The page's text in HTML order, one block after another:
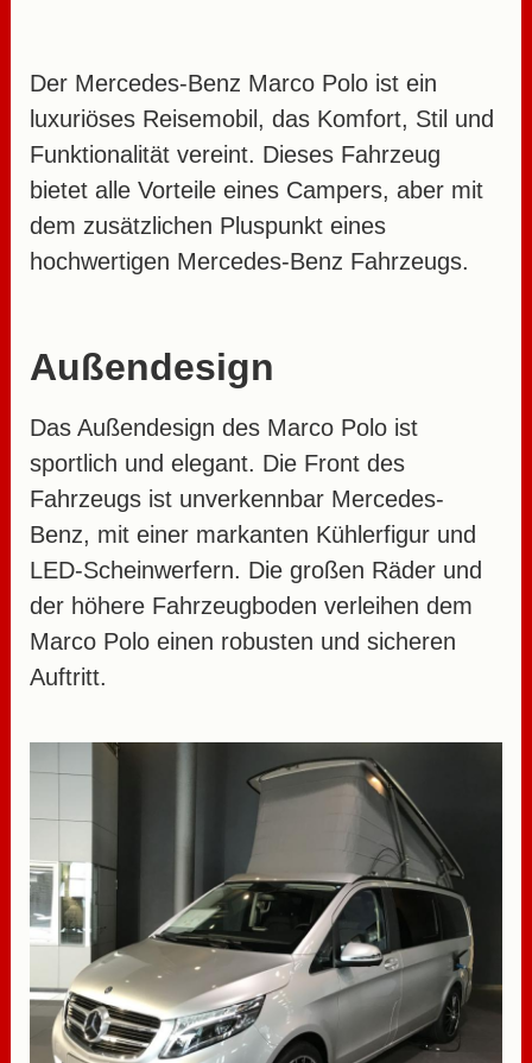
Der Mercedes-Benz Marco Polo ist ein
luxuriöses Reisemobil, das Komfort, Stil und
Funktionalität vereint. Dieses Fahrzeug
bietet alle Vorteile eines Campers, aber mit
dem zusätzlichen Pluspunkt eines
hochwertigen Mercedes-Benz Fahrzeugs.
Außendesign
Das Außendesign des Marco Polo ist
sportlich und elegant. Die Front des
Fahrzeugs ist unverkennbar Mercedes-
Benz, mit einer markanten Kühlerfigur und
LED-Scheinwerfern. Die großen Räder und
der höhere Fahrzeugboden verleihen dem
Marco Polo einen robusten und sicheren
Auftritt.
Wohnmobil
Impressum Datenschutz